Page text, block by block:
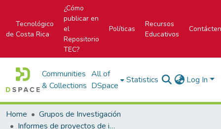
Tecnológico
de Costa Rica
¿Cómo
publicar en
el
Repositorio
TEC?
Políticas
Recursos
Educativos
Communities
& Collections
All of
DSpace
Statistics Log In
Home
Grupos de Investigación
Informes de proyectos de investigación